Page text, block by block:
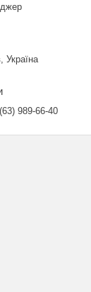
Україна
989-66-40